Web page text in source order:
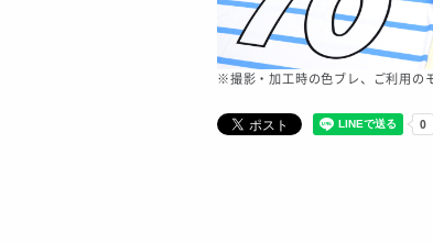
※撮影・加工時の色ブレ、ご利用の